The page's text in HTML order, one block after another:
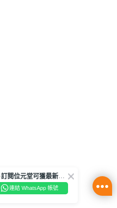
🔥訂閱位元堂可獲最新優惠及活動資訊🔥
連結 WhatsApp 帳號